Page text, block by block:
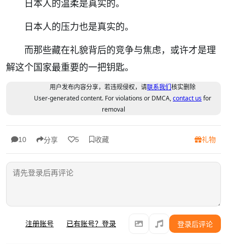
日本人的温柔是真实的。
日本人的压力也是真实的。
而那些藏在礼貌背后的竞争与焦虑，或许才是理
解这个国家最重要的一把钥匙。
用户发布内容分享，若违规侵权，请联系我们核实删除
User-generated content. For violations or DMCA,contact usfor
removal
10 分享 5 收藏 礼物
注册账号 已有账号？登录 登录后评论